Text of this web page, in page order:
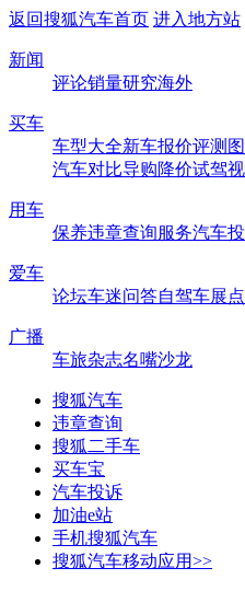
返回搜狐汽车首页 进入地方站
新闻
评论销量研究海外
买车
车型大全新车报价评测
汽车对比导购降价试驾
用车
保养违章查询服务汽车
爱车
论坛车迷问答自驾车展
广播
车旅杂志名嘴沙龙
搜狐汽车
违章查询
搜狐二手车
买车宝
汽车投诉
加油e站
手机搜狐汽车
搜狐汽车移动应用>>